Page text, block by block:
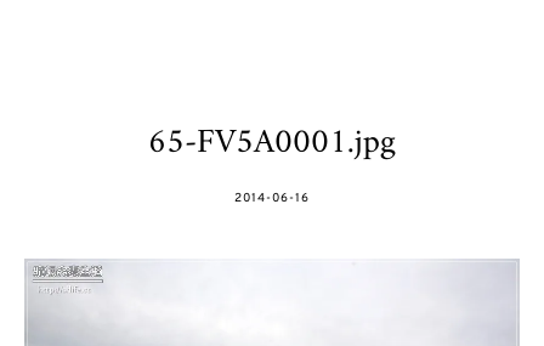
65-FV5A0001.jpg
POSTED
2014-06-16